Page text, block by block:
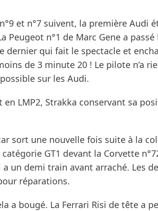
et n°7 suivent, la première Audi
Peugeot n°1 de Marc Gene a
dernier qui fait le spectacle et
de 3 minute 20 ! Le pilote n’a
sur les Audi.
LMP2, Strakka conservant sa
sort une nouvelle fois suite à la
GT1 devant la Corvette
a un demi train avant arraché. Les
réparations.
a bougé. La Ferrari Risi de tête a